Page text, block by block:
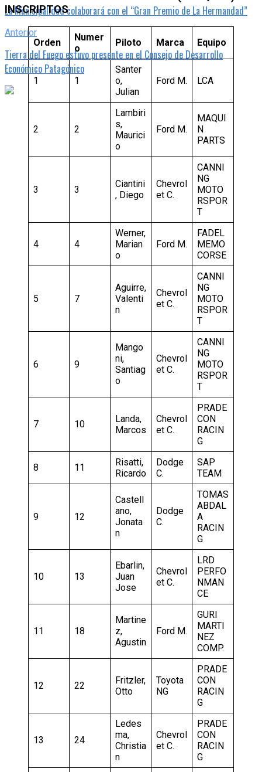
La Municipalidad colaborará con el “Gran Premio de La Hermandad”
Anterior
Tierra del Fuego estuvo presente en el Consejo de Desarrollo
Económico Patagónico
INSCRIPTOS
Orden
Numer
o
Piloto Marca Equipo
1 1
Santer
o,
Julian
Ford M. LCA
2 2
Lambiri
s,
Maurici
o
Ford M.
MAQUI
N
PARTS
3 3
Ciantini
, Diego
Chevrol
et C.
CANNI
NG
MOTO
RSPOR
T
4 4
Werner,
Marian
o
Ford M.
FADEL
MEMO
CORSE
5 7
Aguirre,
Valenti
n
Chevrol
et C.
CANNI
NG
MOTO
RSPOR
T
6 9
Mango
ni,
Santiag
o
Chevrol
et C.
CANNI
NG
MOTO
RSPOR
T
7 10
Landa,
Marcos
Chevrol
et C.
PRADE
CON
RACIN
G
8 11
Risatti,
Ricardo
Dodge
C.
SAP
TEAM
9 12
Castell
ano,
Jonata
n
Dodge
C.
TOMAS
ABDAL
A
RACIN
G
10 13
Ebarlin,
Juan
Jose
Chevrol
et C.
LRD
PERFO
NMAN
CE
11 18
Martine
z,
Agustin
Ford M.
GURI
MARTI
NEZ
COMP.
12 22
Fritzler,
Otto
Toyota
NG
PRADE
CON
RACIN
G
13 24
Ledes
ma,
Christia
n
Chevrol
et C.
PRADE
CON
RACIN
G